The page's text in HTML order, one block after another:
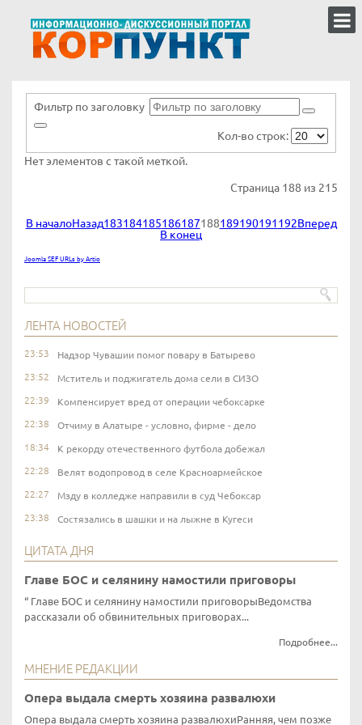
Фильтр по заголовку
Кол-во строк:
Нет элементов с такой меткой.
Страница 188 из 215
В началоНазад183184185186187188189190191192Вперед
В конец
Joomla SEF URLs by Artio
ЛЕНТА НОВОСТЕЙ
23:53 Надзор Чувашии помог повару в Батырево
23:52 Мститель и поджигатель дома сели в СИЗО
22:39 Компенсирует вред от операции чебоксарке
22:38 Отчиму в Алатыре - условно, фирме - дело
18:34 К рекорду отечественного футбола добежал
22:28 Велят водопровод в селе Красноармейское
22:27 Мзду в колледже направили в суд Чебоксар
23:38 Состязались в шашки и на лыжне в Кугеси
ЦИТАТА ДНЯ
Главе БОС и селянину намостили приговоры
Главе БОС и селянину намостили приговорыВедомства
рассказали об обвинительных приговорах...
Подробнее...
МНЕНИЕ РЕДАКЦИИ
Опера выдала смерть хозяина развалюхи
Опера выдала смерть хозяина развалюхиРанняя, чем позже